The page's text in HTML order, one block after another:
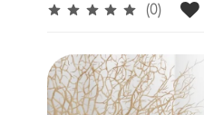
(0)